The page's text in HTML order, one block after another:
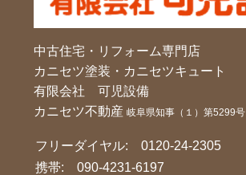
中古住宅・リフォーム専門店
カニセツ塗装・カニセツキュート
有限会社 可児設備
カニセツ不動産岐阜県知事（１）第5299号
フリーダイヤル:0120-24-2305
携帯:090-4231-6197